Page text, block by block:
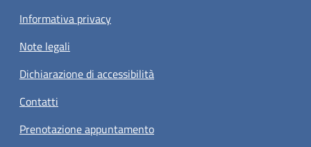
Informativa privacy
Note legali
Dichiarazione di accessibilità
Contatti
Prenotazione appuntamento